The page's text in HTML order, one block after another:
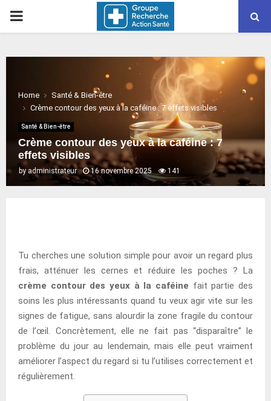
PRIMARY
Home
Santé & Bien-être
Crème contour des yeux à la caféine : 7 effets visibles
Santé & Bien-être
Crème contour des yeux à la caféine : 7
effets visibles
by administrateur 16 novembre 2025 141
Tu cherches une solution simple pour avoir un regard plus
frais, atténuer les cernes et réduire les poches ? La
crème contour des yeux à la caféine fait partie des
soins les plus intéressants quand tu veux agir vite sur les
signes de fatigue, sans alourdir la zone fragile du contour
de l’œil. Concrètement, elle ne fait pas “disparaître” le
problème du jour au lendemain, mais elle peut vraiment
améliorer l’aspect du regard si tu l’utilises correctement et
régulièrement.